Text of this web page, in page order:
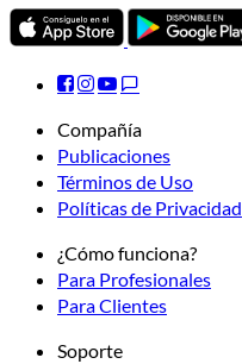
Compañía
Publicaciones
Términos de Uso
Políticas de Privacidad
¿Cómo funciona?
Para Profesionales
Para Clientes
Soporte